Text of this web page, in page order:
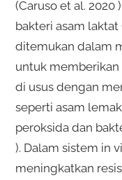
(Caruso et al. 2020
bakteri asam
ditemukan dalam
untuk
di usus dengan
seperti asam
peroksida dan
). Dalam sistem in
meningkatkan